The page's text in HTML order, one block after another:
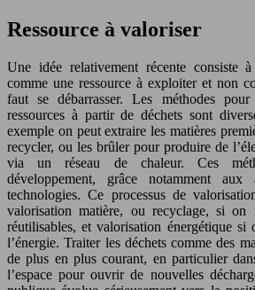
Ressource à valoriser
Une idée relativement récente consiste
comme une ressource à exploiter et non
faut se débarrasser. Les méthodes
ressources à partir de déchets sont
exemple on peut extraire les matières
recycler, ou les brûler pour produire de
via un réseau de chaleur. Ces
développement, grâce notamment aux
technologies. Ce processus de
valorisation matière, ou recyclage, si on
réutilisables, et valorisation énergétique
l’énergie. Traiter les déchets comme des
de plus en plus courant, en particulier
l’espace pour ouvrir de nouvelles